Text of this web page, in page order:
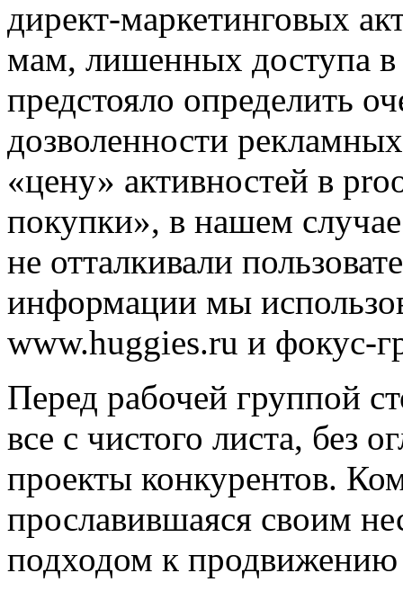
директ-маркетинговых
мам, лишенных доступа
предстояло определить
дозволенности
«цену» активностей в
покупки», в нашем
не отталкивали
информации мы
www.huggies.ru и фокус-
Перед рабочей группой
все с чистого листа, без
проекты конкурентов.
прославившаяся своим
подходом к продвижению